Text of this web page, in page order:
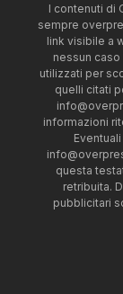
I contenuti di
sempre
link visibile a
nessun
utilizzati per
quelli citati
informazioni
questa
retribuita.
pubblicitari